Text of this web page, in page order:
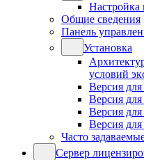
Настройка
Общие сведения
Панель
Установка
условий
Версия
Версия
Версия
Версия
Часто
Сервер